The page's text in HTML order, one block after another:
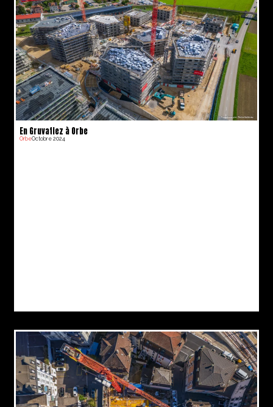
En Gruvatiez à Orbe
OrbeOctobre 2024